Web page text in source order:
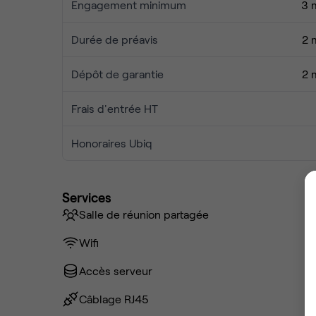
Engagement minimum 3
Durée de préavis 2
Dépôt de garantie 2
Frais d'entrée HT
Honoraires Ubiq
Services
Salle de réunion partagée
Wifi
Accès serveur
Câblage RJ45